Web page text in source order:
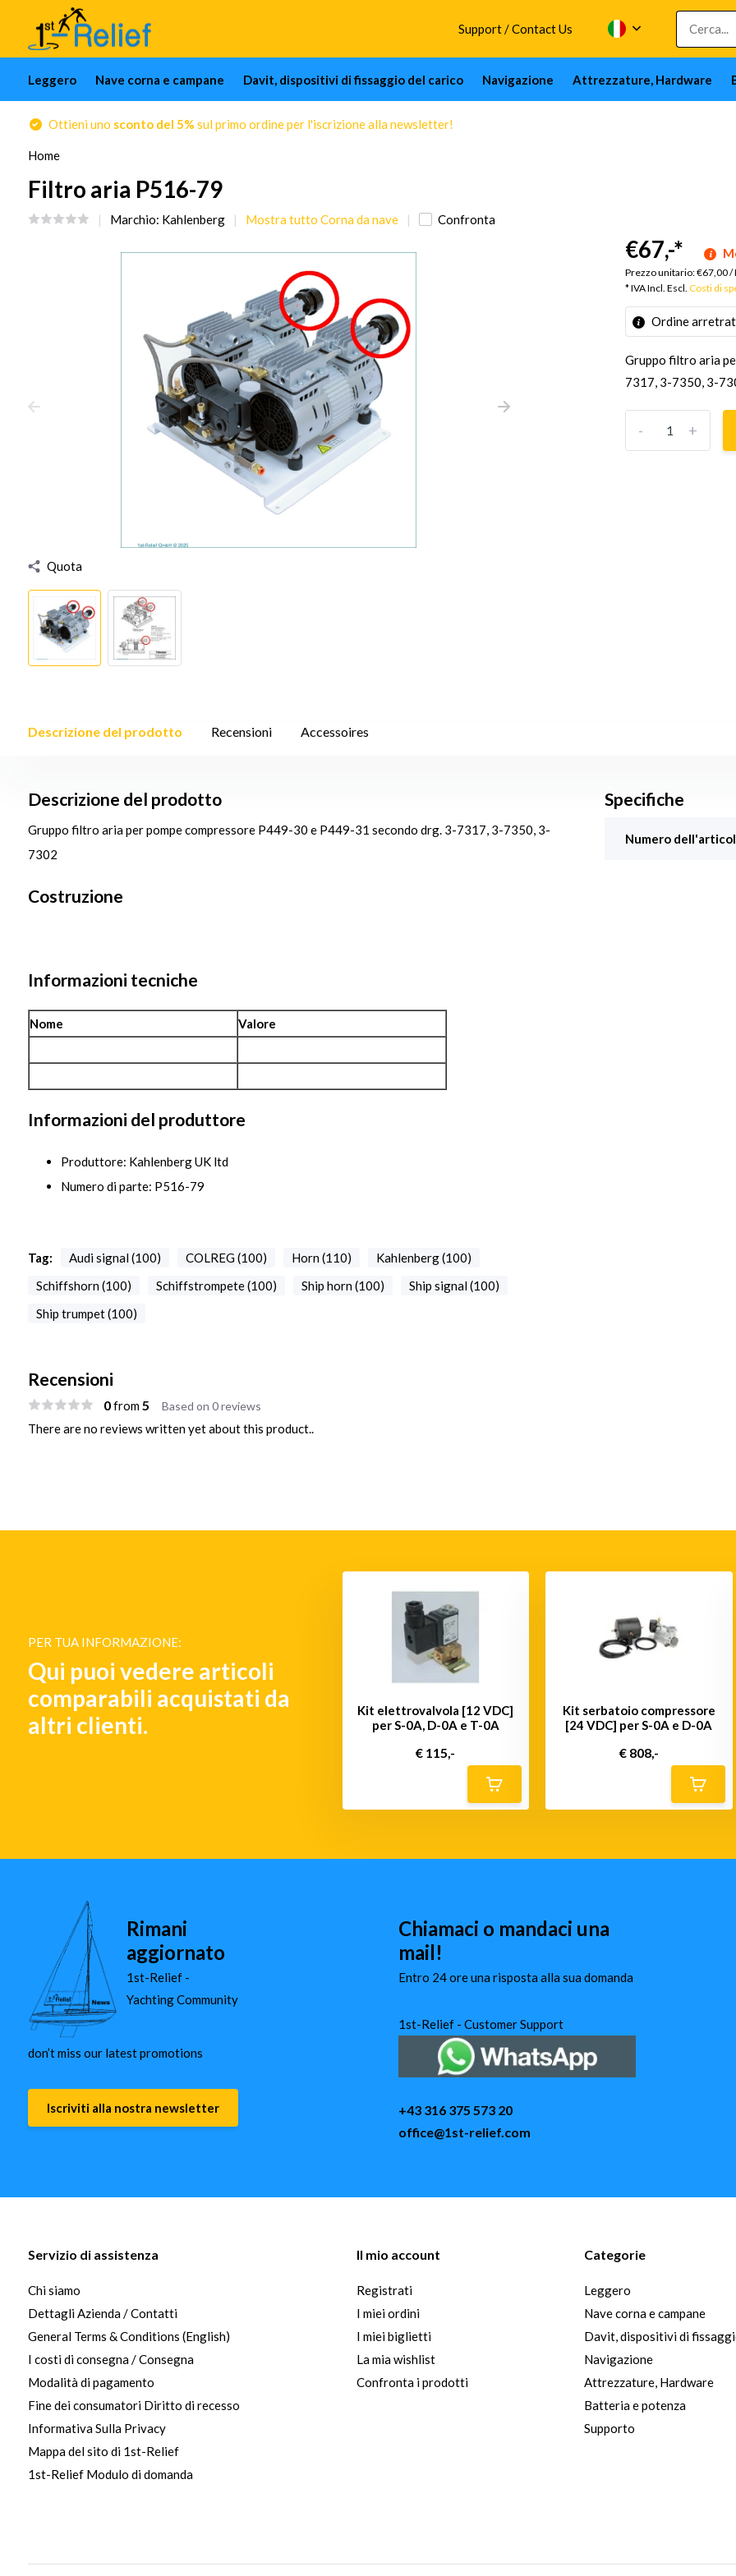
Support / Contact Us
Leggero Nave corna e campane Davit, dispositivi di fissaggio del carico Navigazione Attrezzature, Hardware
Ottieni uno sconto del 5% sul primo ordine per l'iscrizione alla newsletter!
Home
Filtro aria P516-79
Marchio: Kahlenberg Mostra tutto Corna da nave Confronta
Quota
€67,-*
Prezzo unitario:€67,00/
* IVA Incl. Escl.Costi di
Ordine
Gruppo filtro aria
7317, 3-7350, 3-
+
-
Descrizione del prodotto Recensioni Accessoires
Descrizione del prodotto
Gruppo filtro aria per pompe compressore P449-30 e P449-31 secondo drg. 3-7317, 3-7350, 3-
7302
Costruzione
Informazioni tecniche
Nome Valore
Informazioni del produttore
Produttore: Kahlenberg UK ltd
Numero di parte: P516-79
Tag: Audi signal (100) COLREG (100) Horn (110)
Kahlenberg (100)
Schiffshorn (100)
Schiffstrompete (100) Ship horn (100)
Ship signal (100)
Ship trumpet (100)
Specifiche
Numero
Recensioni
0from5 Based on 0 reviews
There are no reviews written yet about this product..
PER TUA INFORMAZIONE:
Qui puoi vedere articoli
comparabili acquistati da
altri clienti.
di nave, due
trombe
S-0A corno da nave, tromba
Kit elettrovalvola [12 VDC]
per S-0A, D-0A e T-0A
€ 115,-
Kit serbatoio compressore
[24 VDC] per S-0A e D-0A
€ 808,-
Rimani
aggiornato
1st-Relief -
Yachting Community
don’t miss our latest promotions
Iscriviti alla nostra newsletter
Chiamaci o mandaci una
mail!
Entro 24 ore una risposta alla sua domanda
1st-Relief - Customer Support
+43 316 375 573 20
office@1st-relief.com
Servizio di assistenza
Chi siamo
Dettagli Azienda / Contatti
General Terms & Conditions (English)
I costi di consegna / Consegna
Modalità di pagamento
Fine dei consumatori Diritto di recesso
Informativa Sulla Privacy
Mappa del sito di 1st-Relief
1st-Relief Modulo di domanda
Il mio account
Registrati
I miei ordini
I miei biglietti
La mia wishlist
Confronta i prodotti
Categorie
Leggero
Nave corna e campane
Davit, dispositivi di
Navigazione
Attrezzature, Hardware
Batteria e potenza
Supporto